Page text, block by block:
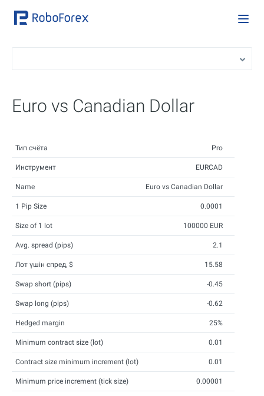
Euro vs Canadian Dollar
Тип счёта Pro
Инструмент EURCAD
Name Euro vs Canadian Dollar
1 Pip Size 0.0001
Size of 1 lot 100000 EUR
Avg. spread (pips) 2.1
Лот үшін спред, $ 15.58
Swap short (pips) -0.45
Swap long (pips) -0.62
Hedged margin 25%
Minimum contract size (lot) 0.01
Contract size minimum increment (lot) 0.01
Minimum price increment (tick size) 0.00001